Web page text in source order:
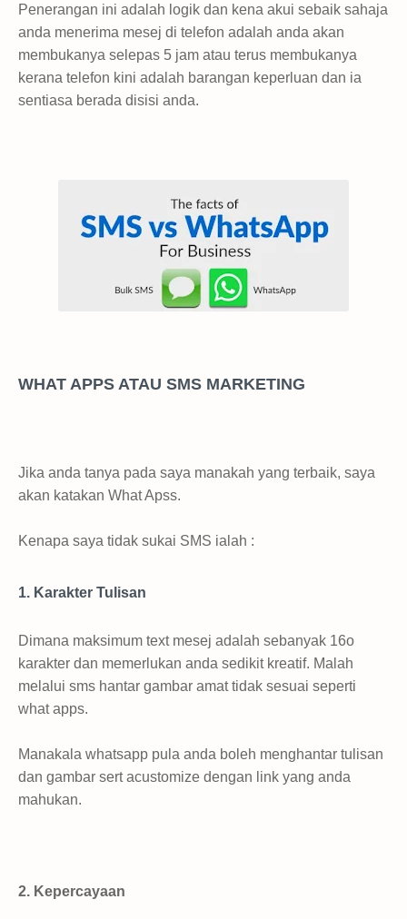
Penerangan ini adalah logik dan kena akui sebaik sahaja
anda menerima mesej di telefon adalah anda akan
membukanya selepas 5 jam atau terus membukanya
kerana telefon kini adalah barangan keperluan dan ia
sentiasa berada disisi anda.
WHAT APPS ATAU SMS MARKETING
Jika anda tanya pada saya manakah yang terbaik, saya
akan katakan What Apss.
Kenapa saya tidak sukai SMS ialah :
1. Karakter Tulisan
Dimana maksimum text mesej adalah sebanyak 16o
karakter dan memerlukan anda sedikit kreatif. Malah
melalui sms hantar gambar amat tidak sesuai seperti
what apps.
Manakala whatsapp pula anda boleh menghantar tulisan
dan gambar sert acustomize dengan link yang anda
mahukan.
2. Kepercayaan